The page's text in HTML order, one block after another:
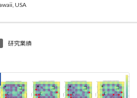
USA
研究業績